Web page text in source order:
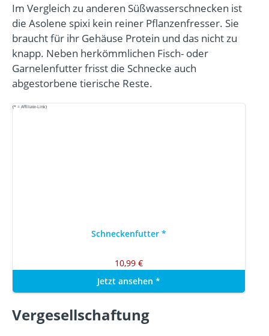
Im Vergleich zu anderen Süßwasserschnecken ist
die Asolene spixi kein reiner Pflanzenfresser. Sie
braucht für ihr Gehäuse Protein und das nicht zu
knapp. Neben herkömmlichen Fisch- oder
Garnelenfutter frisst die Schnecke auch
abgestorbene tierische Reste.
(* = Affiliate-Link)
Schneckenfutter *
10,99 €
Jetzt ansehen *
Vergesellschaftung